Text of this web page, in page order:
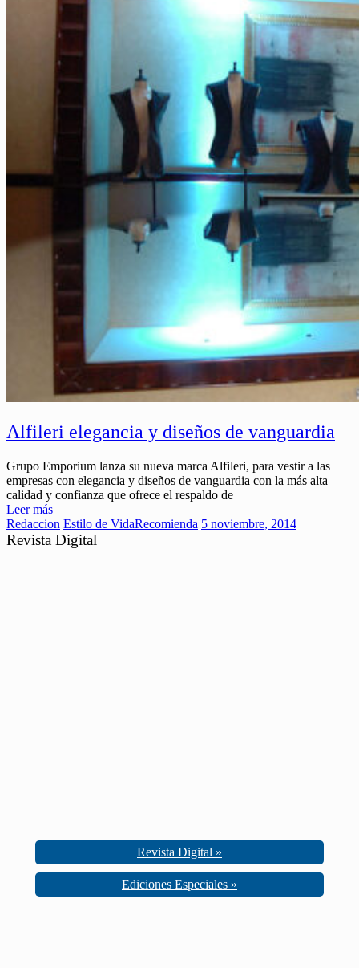
Alfileri elegancia y diseños de vanguardia
Grupo Emporium lanza su nueva marca Alfileri, para vestir a las
empresas con elegancia y diseños de vanguardia con la más alta
calidad y confianza que ofrece el respaldo de
Leer más
Redaccion Estilo de VidaRecomienda 5 noviembre, 2014
Revista Digital
Revista Digital »
Ediciones Especiales »